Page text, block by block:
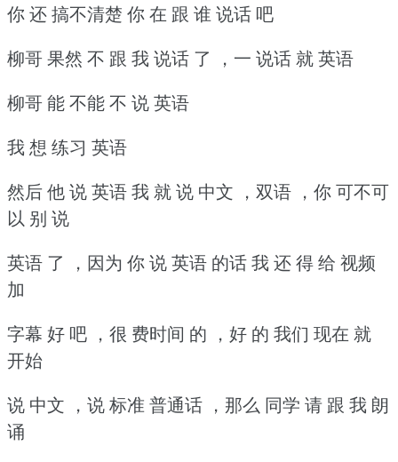
你 还 搞不清楚 你 在 跟 谁 说话 吧
柳哥 果然 不 跟 我 说话 了 ，一 说话 就 英语
柳哥 能 不能 不 说 英语
我 想 练习 英语
然后 他 说 英语 我 就 说 中文 ，双语 ，你 可不可
以 别 说
英语 了 ，因为 你 说 英语 的话 我 还 得 给 视频
加
字幕 好 吧 ，很 费时间 的 ，好 的 我们 现在 就
开始
说 中文 ，说 标准 普通话 ，那么 同学 请 跟 我 朗
诵